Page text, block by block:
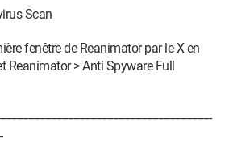
Scan
fenêtre de Reanimator par le X en
Reanimator > Anti Spyware Full
­------------------------­---------------------------------------